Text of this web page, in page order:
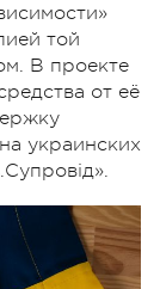
той
В проекте
от её
украинских